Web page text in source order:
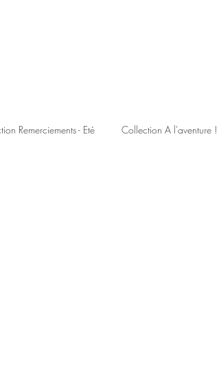
Remerciements - Eté Collection A l'aventure !